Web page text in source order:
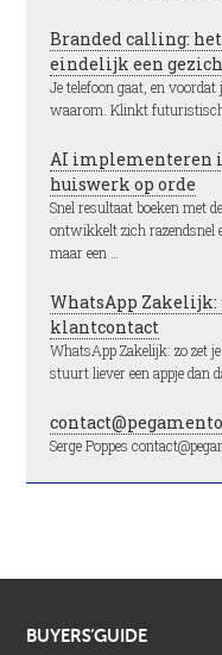
Branded calling:
eindelijk een
Je telefoon gaat, en
waarom. Klinkt
AI implementeren
huiswerk op orde
Snel resultaat boeken met
ontwikkelt zich razendsnel
maar een …
WhatsApp Zakelijk:
klantcontact
WhatsApp Zakelijk: zo zet
stuurt liever een appje dan
Serge Poppes
BUYERS’GUIDE